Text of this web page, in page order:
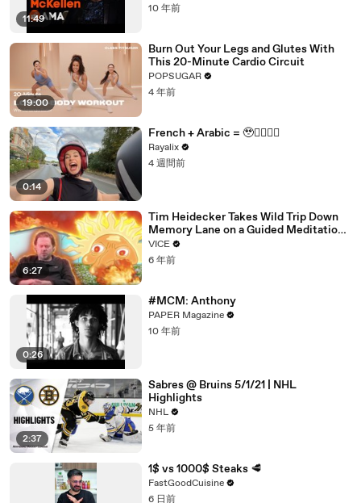
11:49
10 年前
19:00
Burn Out Your Legs and Glutes With
This 20-Minute Cardio Circuit
POPSUGAR
4 年前
0:14
French + Arabic = 🥹❤️‍💃🏻🛵
Rayalix
4 週間前
6:27
Tim Heidecker Takes Wild Trip Down
Memory Lane on a Guided Meditation |
Inside My Mind
VICE
6 年前
0:26
#MCM: Anthony
PAPER Magazine
10 年前
2:37
Sabres @ Bruins 5/1/21 | NHL
Highlights
NHL
5 年前
1$ vs 1000$ Steaks 🥩
FastGoodCuisine
6 日前